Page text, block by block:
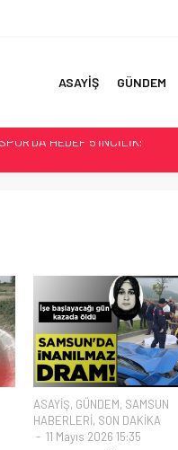
ASAYİŞ GÜNDEM
YATIRIM YAPIN!’
FİYATI!
YATIRIM!
HEDEF 5’İNCİLİK!
ASAYİŞ, GÜNDEM, SAMSUN
HABERLERİ, SON DAKİKA
11 Mayıs 2026 15:35